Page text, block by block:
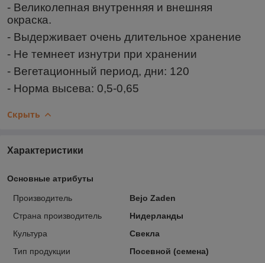
- Великолепная внутренняя и внешняя
окраска.
- Выдерживает очень длительное хранение
- Не темнеет изнутри при хранении
- Вегетационный период, дни: 120
- Норма высева: 0,5-0,65
Скрыть
Характеристики
Основные атрибуты
Производитель
Bejo Zaden
Страна производитель
Нидерланды
Культура
Свекла
Тип продукции
Посевной (семена)